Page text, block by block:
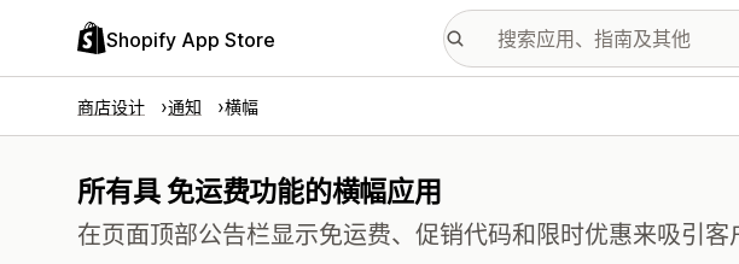
Shopify App Store
商店设计 通知 横幅
所有具 免运费功能的横幅应用
在页面顶部公告栏显示免运费、促销代码和限时优惠来吸引客